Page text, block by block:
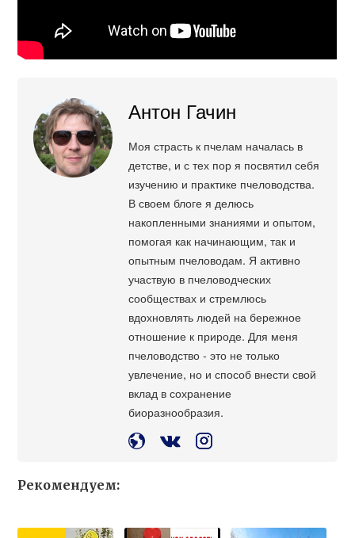
Антон Гачин
Моя страсть к пчелам началась в
детстве, и с тех пор я посвятил себя
изучению и практике пчеловодства.
В своем блоге я делюсь
накопленными знаниями и опытом,
помогая как начинающим, так и
опытным пчеловодам. Я активно
участвую в пчеловодческих
сообществах и стремлюсь
вдохновлять людей на бережное
отношение к природе. Для меня
пчеловодство - это не только
увлечение, но и способ внести свой
вклад в сохранение
биоразнообразия.
Рекомендуем: